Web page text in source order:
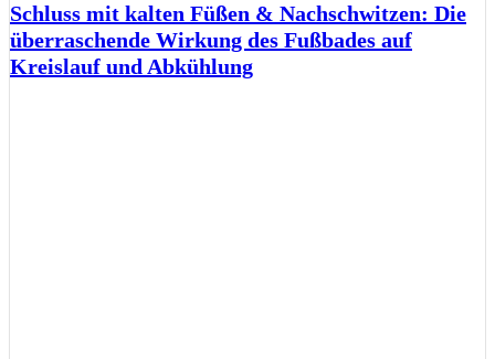
Schluss mit kalten Füßen & Nachschwitzen: Die
überraschende Wirkung des Fußbades auf
Kreislauf und Abkühlung